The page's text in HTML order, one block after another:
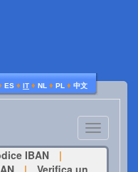
ES ♦ IT ♦ NL ♦ PL ♦ 中文
Toggle
navigation
IBAN
|
|
Verifica un